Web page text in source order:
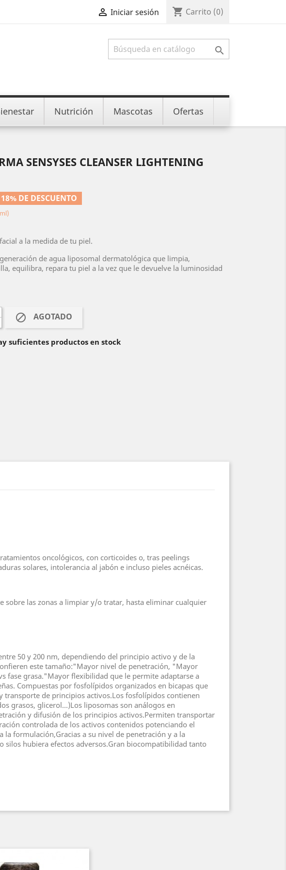
 Iniciar sesión shopping_cart Carrito (0)

Nutrición Mascotas Ofertas
SENSYSES CLEANSER LIGHTENING
18% DE DESCUENTO
a la medida de tu piel.
de agua liposomal dermatológica que limpia,
equilibra, repara tu piel a la vez que le devuelve la luminosidad
 AGOTADO
suficientes productos en stock
oncológicos, con corticoides o, tras peelings
solares, intolerancia al jabón e incluso pieles acnéicas.
sobre las zonas a limpiar y/o tratar, hasta eliminar cualquier
50 y 200 nm, dependiendo del principio activo y de la
este tamaño:"Mayor nivel de penetración, "Mayor
fase grasa."Mayor flexibilidad que le permite adaptarse a
Compuestas por fosfolípidos organizados en bicapas que
transporte de principios activos.Los fosfolípidos contienen
grasos, glicerol…)Los liposomas son análogos en
y difusión de los principios activos.Permiten transportar
controlada de los activos contenidos potenciando el
formulación,Gracias a su nivel de penetración y a la
hubiera efectos adversos.Gran biocompatibilidad tanto